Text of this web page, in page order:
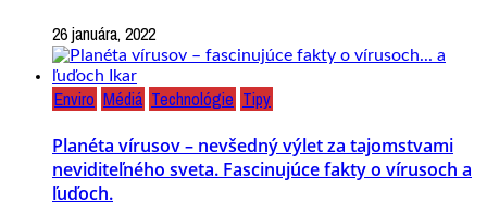
26 januára, 2022
Enviro Médiá Technológie Tipy
Planéta vírusov – nevšedný výlet za tajomstvami
neviditeľného sveta. Fascinujúce fakty o vírusoch a
ľuďoch.